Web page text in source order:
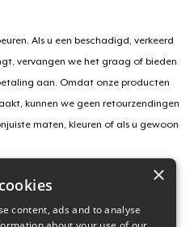
Als u een beschadigd, verkeerd
vervangen we het graag of bieden
aan. Omdat onze producten
kunnen we geen retourzendingen
maten, kleuren of als u gewoon
×
content, ads and to analyse